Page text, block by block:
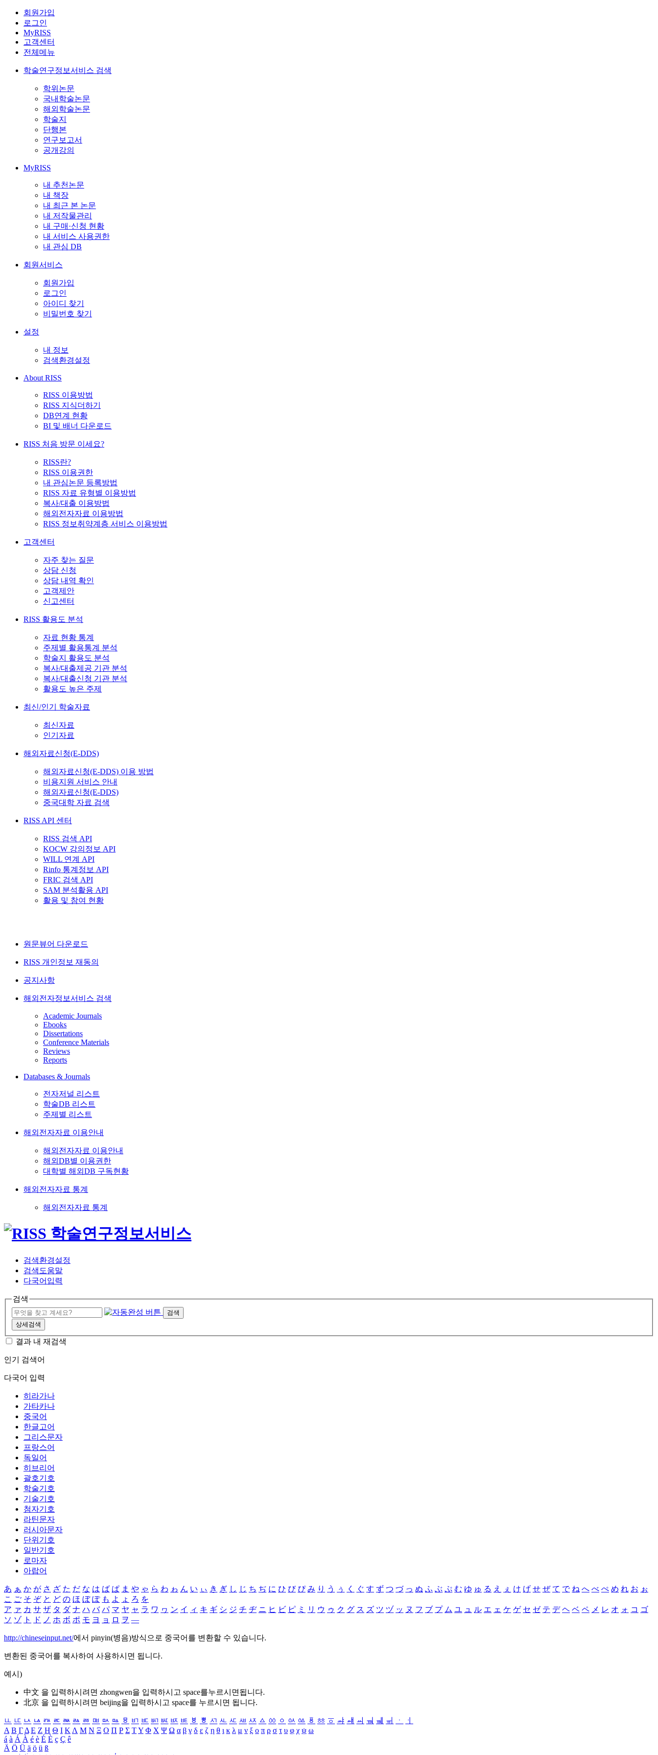
회원가입
로그인
MyRISS
고객센터
전체메뉴
학술연구정보서비스 검색
학위논문
국내학술논문
해외학술논문
학술지
단행본
연구보고서
공개강의
MyRISS
내 추천논문
내 책장
내 최근 본 논문
내 저작물관리
내 구매·신청 현황
내 서비스 사용권한
내 관심 DB
회원서비스
회원가입
로그인
아이디 찾기
비밀번호 찾기
설정
내 정보
검색환경설정
About RISS
RISS 이용방법
RISS 지식더하기
DB연계 현황
BI 및 배너 다운로드
RISS 처음 방문 이세요?
RISS란?
RISS 이용권한
내 관심논문 등록방법
RISS 자료 유형별 이용방법
복사/대출 이용방법
해외전자자료 이용방법
RISS 정보취약계층 서비스 이용방법
고객센터
자주 찾는 질문
상담 신청
상담 내역 확인
고객제안
신고센터
RISS 활용도 분석
자료 현황 통계
주제별 활용통계 분석
학술지 활용도 분석
복사/대출제공 기관 분석
복사/대출신청 기관 분석
활용도 높은 주제
최신/인기 학술자료
최신자료
인기자료
해외자료신청(E-DDS)
해외자료신청(E-DDS) 이용 방법
비용지원 서비스 안내
해외자료신청(E-DDS)
중국대학 자료 검색
RISS API 센터
RISS 검색 API
KOCW 강의정보 API
WILL 연계 API
Rinfo 통계정보 API
FRIC 검색 API
SAM 분석활용 API
활용 및 참여 현황
원문뷰어 다운로드
RISS 개인정보 재동의
공지사항
해외전자정보서비스 검색
Academic Journals
Ebooks
Dissertations
Conference Materials
Reviews
Reports
Databases & Journals
전자저널 리스트
학술DB 리스트
주제별 리스트
해외전자자료 이용안내
해외전자자료 이용안내
해외DB별 이용권한
대학별 해외DB 구독현황
해외전자자료 통계
해외전자자료 통계
검색환경설정
검색도움말
다국어입력
검색
검색
상세검색
결과 내 재검색
인기 검색어
다국어 입력
히라가나
가타카나
중국어
한글고어
그리스문자
프랑스어
독일어
히브리어
괄호기호
학술기호
기술기호
첨자기호
라틴문자
러시아문자
단위기호
일반기호
로마자
아랍어
あ ぁ か が さ ざ た だ な は ば ぱ ま や ゃ ら わ ゎ ん い ぃ き ぎ し じ ち ぢ に ひ び ぴ み り う ぅ く ぐ す ず つ づ っ ぬ ふ ぶ ぷ む ゆ ゅ る え ぇ け げ せ ぜ て で ね へ べ ぺ め れ お ぉ
こ ご そ ぞ と ど の ほ ぼ ぽ も よ ょ ろ を
ア ァ カ サ ザ タ ダ ナ ハ バ パ マ ヤ ャ ラ ワ ヮ ン イ ィ キ ギ シ ジ チ ヂ ニ ヒ ビ ピ ミ リ ウ ゥ ク グ ス ズ ツ ヅ ッ ヌ フ ブ プ ム ユ ュ ル エ ェ ケ ゲ セ ゼ テ デ ヘ ベ ペ メ レ オ ォ コ ゴ
ソ ゾ ト ド ノ ホ ボ ポ モ ヨ ョ ロ ヲ ―
http://chineseinput.net/에서 pinyin(병음)방식으로 중국어를 변환할 수 있습니다.
변환된 중국어를 복사하여 사용하시면 됩니다.
예시)
中文 을 입력하시려면 zhongwen을 입력하시고 space를누르시면됩니다.
北京 을 입력하시려면 beijing을 입력하시고 space를 누르시면 됩니다.
ㅥ ㅦ ㅧ ㅨ ㅩ ㅪ ㅫ ㅬ ㅭ ㅮ ㅯ ㅰ ㅱ ㅲ ㅳ ㅴ ㅵ ㅶ ㅷ ㅸ ㅹ ㅺ ㅻ ㅼ ㅽ ㅾ ㅿ ㆀ ㆁ ㆂ ㆃ ㆄ ㆅ ㆆ ㆇ ㆈ ㆉ ㆊ ㆋ ㆌ ㆍ
ㆎ
Α Β ΓΔ Ε Ζ Η Θ Ι ΚΛ Μ Ν Ξ Ο Π Ρ Σ ΤΥ Φ Χ Ψ Ω α β γ δ ε ζ η θ ι κ λ μ ν ξ ο π ρ σ τ υ φ χ ψ ω
á à Á À é è É È ç Ç ê
Ä Ö Ü ä ö ü ß